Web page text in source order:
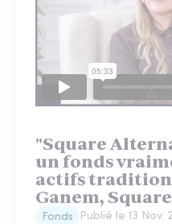
"Square
un fonds
actifs
Ganem,
Fonds Publié le 13 Nov.